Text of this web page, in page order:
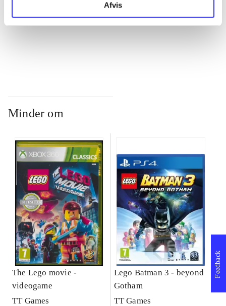
Afvis
Minder om
The Lego movie -
videogame
TT Games
Lego Batman 3 - beyond
Gotham
TT Games
Feedback